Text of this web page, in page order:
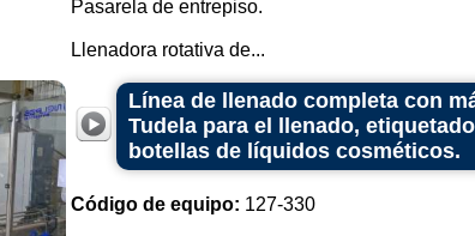
Pasarela de entrepiso.
Llenadora rotativa de...
Línea de llenado completa con
Tudela para el llenado,
botellas de líquidos cosméticos.
Código de equipo: 127-330